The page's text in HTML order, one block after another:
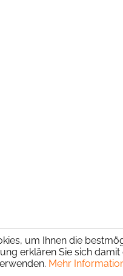
um Ihnen die
erklären Sie sich
Mehr